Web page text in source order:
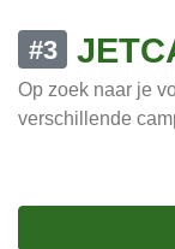
#3
Op zoek naar je
verschillende